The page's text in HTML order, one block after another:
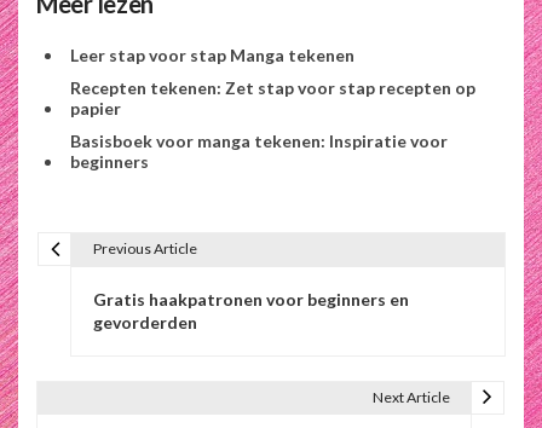
Leer stap voor stap Manga tekenen
Recepten tekenen: Zet stap voor stap recepten op
papier
Basisboek voor manga tekenen: Inspiratie voor
beginners
Previous Article
Gratis haakpatronen voor beginners en
gevorderden
Next Article